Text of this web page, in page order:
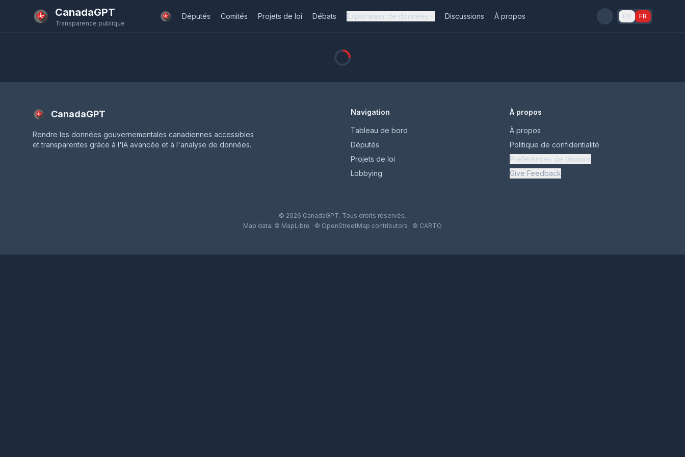
CanadaGPT
Transparence publique
Députés Comités Projets de loi Débats Explorateur de données Discussions À propos EN FR
CanadaGPT
Rendre les données gouvernementales canadiennes accessibles
et transparentes grâce à l'IA avancée et à l'analyse de données.
Navigation
Tableau de bord
Députés
Projets de loi
Lobbying
À propos
À propos
Politique de confidentialité
Préférences de témoins
Give Feedback
© 2026 CanadaGPT. Tous droits réservés.
Map data: © MapLibre · © OpenStreetMap contributors · © CARTO